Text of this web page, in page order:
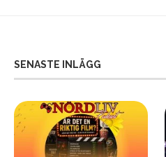
SENASTE INLÄGG